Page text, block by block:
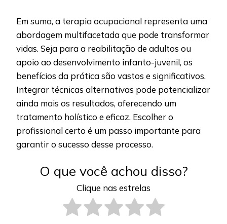
Em suma, a terapia ocupacional representa uma
abordagem multifacetada que pode transformar
vidas. Seja para a reabilitação de adultos ou
apoio ao desenvolvimento infanto-juvenil, os
benefícios da prática são vastos e significativos.
Integrar técnicas alternativas pode potencializar
ainda mais os resultados, oferecendo um
tratamento holístico e eficaz. Escolher o
profissional certo é um passo importante para
garantir o sucesso desse processo.
O que você achou disso?
Clique nas estrelas